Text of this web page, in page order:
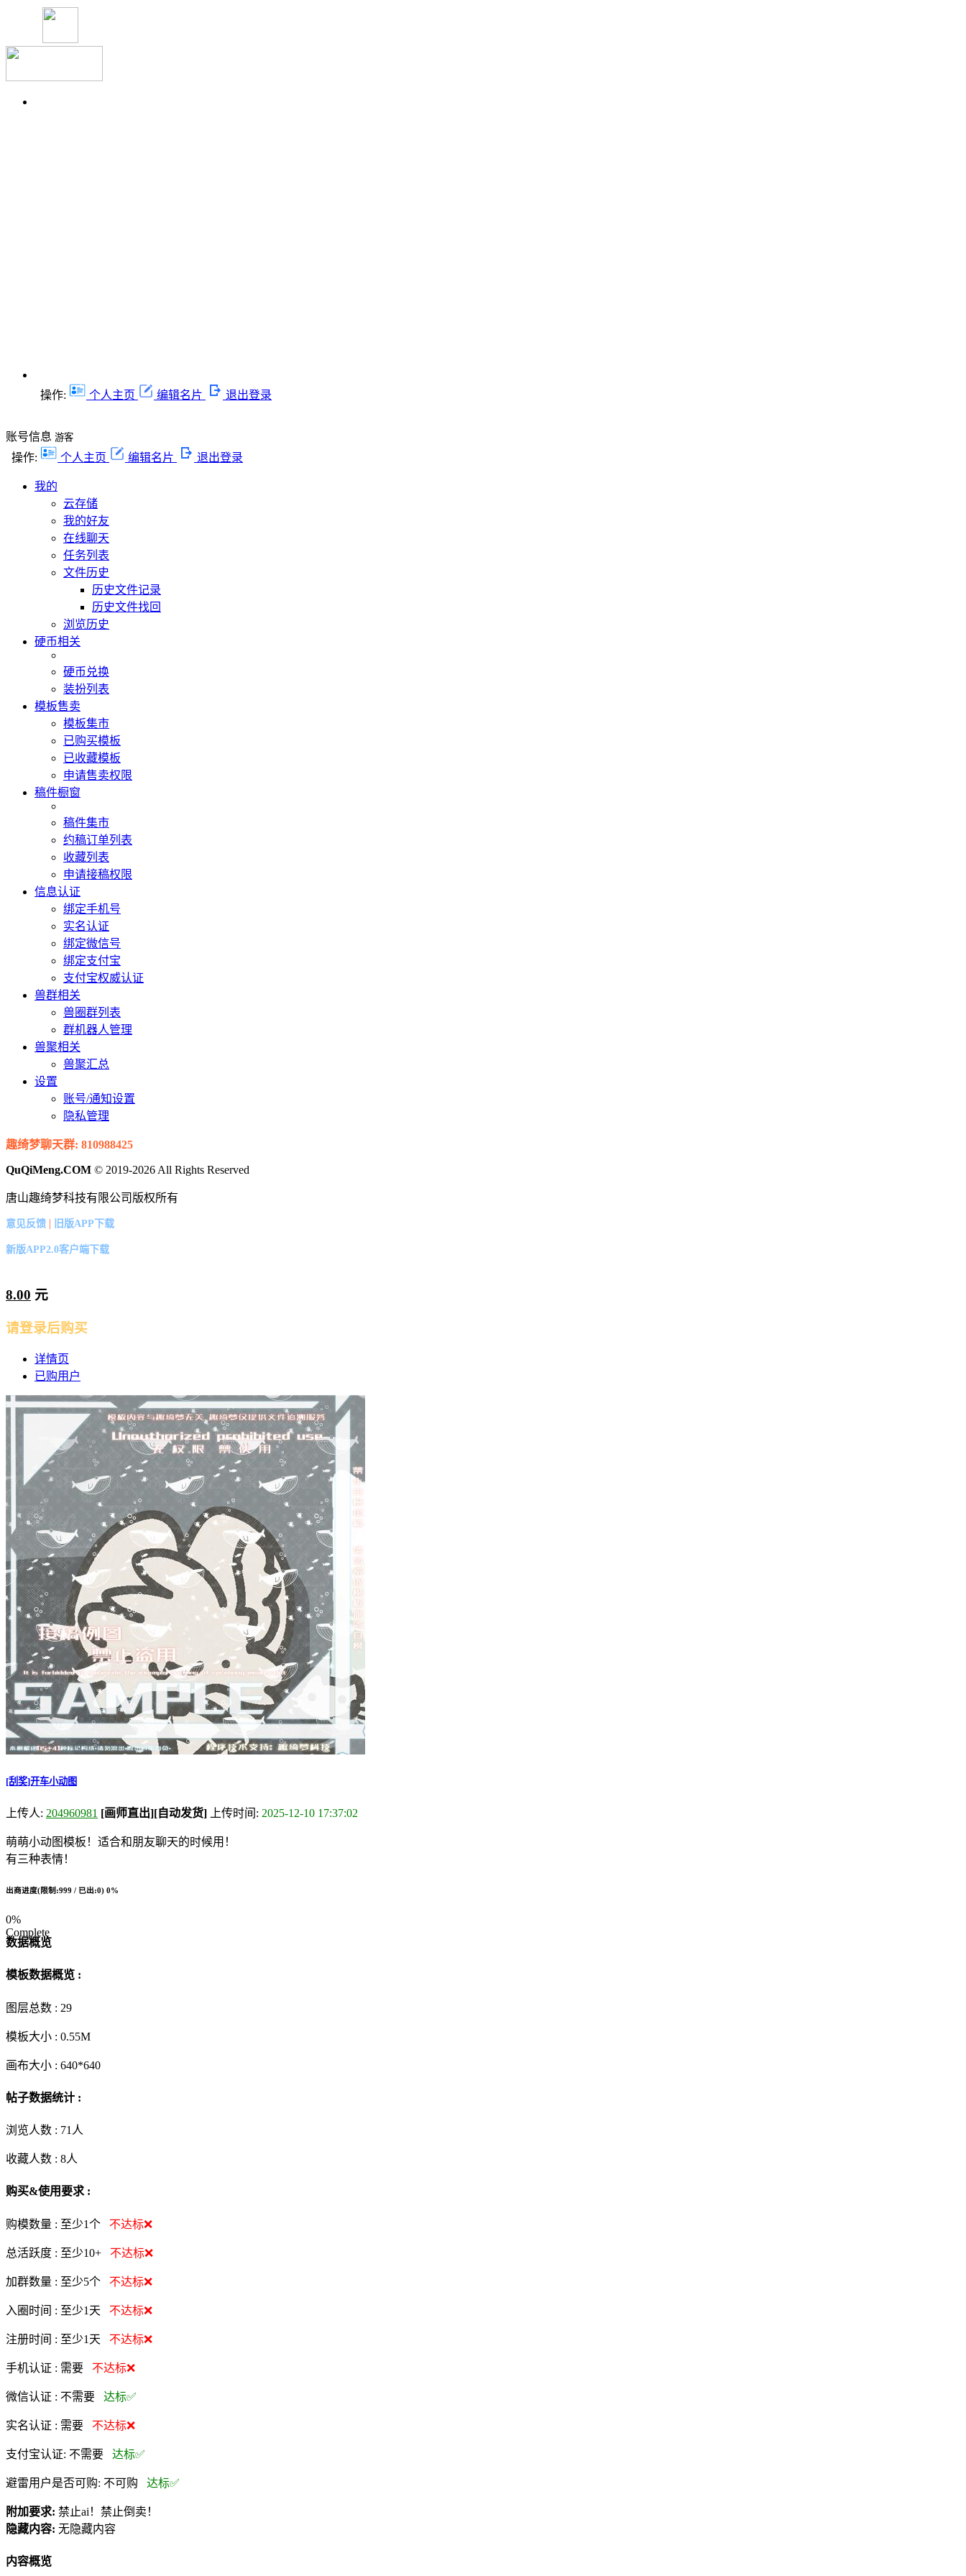
操作: 个人主页 编辑名片 退出登录
账号信息 游客
操作: 个人主页 编辑名片 退出登录
我的
云存储
我的好友
在线聊天
任务列表
文件历史
历史文件记录
历史文件找回
浏览历史
硬币相关
硬币兑换
装扮列表
模板售卖
模板集市
已购买模板
已收藏模板
申请售卖权限
稿件橱窗
稿件集市
约稿订单列表
收藏列表
申请接稿权限
信息认证
绑定手机号
实名认证
绑定微信号
绑定支付宝
支付宝权威认证
兽群相关
兽圈群列表
群机器人管理
兽聚相关
兽聚汇总
设置
账号/通知设置
隐私管理
趣绮梦聊天群: 810988425
QuQiMeng.COM © 2019-2026 All Rights Reserved
唐山趣绮梦科技有限公司版权所有
意见反馈 | 旧版APP下载
新版APP2.0客户端下载
8.00 元
请登录后购买
详情页
已购用户
[刮奖]开车小动图
上传人: 204960981 [画师直出][自动发货] 上传时间: 2025-12-10 17:37:02
萌萌小动图模板！适合和朋友聊天的时候用！
有三种表情！
出商进度(限制:999 / 已出:0) 0%
0%
Complete
数据概览
模板数据概览 :
图层总数 : 29
模板大小 : 0.55M
画布大小 : 640*640
帖子数据统计 :
浏览人数 : 71人
收藏人数 : 8人
购买&使用要求 :
购模数量 : 至少1个 不达标❌
总活跃度 : 至少10+ 不达标❌
加群数量 : 至少5个 不达标❌
入圈时间 : 至少1天 不达标❌
注册时间 : 至少1天 不达标❌
手机认证 : 需要 不达标❌
微信认证 : 不需要 达标✅
实名认证 : 需要 不达标❌
支付宝认证: 不需要 达标✅
避雷用户是否可购: 不可购 达标✅
附加要求: 禁止ai！禁止倒卖！
隐藏内容: 无隐藏内容
内容概览